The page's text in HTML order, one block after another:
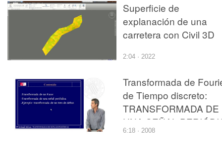
Superficie de
explanación de una
carretera con Civil 3D
2:04 · 2022
Transformada de
de Tiempo discreto:
TRANSFORMADA DE
UNA SEÑAL
6:18 · 2008